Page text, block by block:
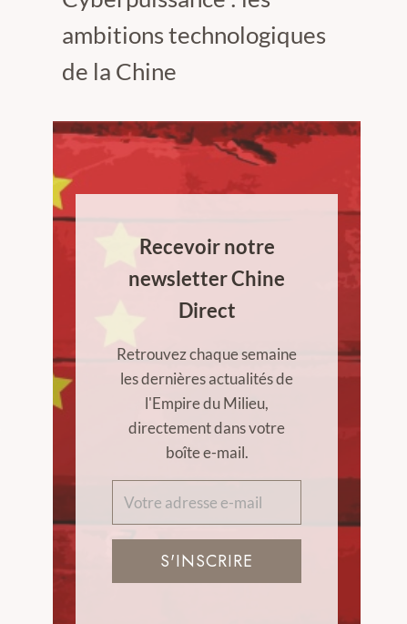
ambitions technologiques
de la Chine
Recevoir notre
newsletter Chine
Direct
Retrouvez chaque semaine
les dernières actualités de
l'Empire du Milieu,
directement dans votre
boîte e-mail.
S'INSCRIRE